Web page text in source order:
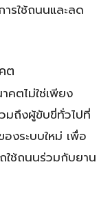
รใช้ถนนและลด
ต
คตไม่ใช่เพียง
มถึงผู้ขับขี่ทั่วไปที่
องระบบใหม่ เพื่อ
ใช้ถนนร่วมกับยาน